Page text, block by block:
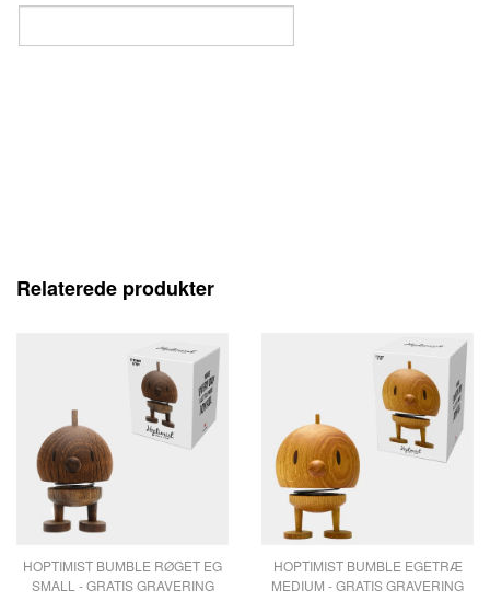
Relaterede produkter
HOPTIMIST BUMBLE RØGET EG
SMALL - GRATIS GRAVERING
HOPTIMIST BUMBLE EGETRÆ
MEDIUM - GRATIS GRAVERING